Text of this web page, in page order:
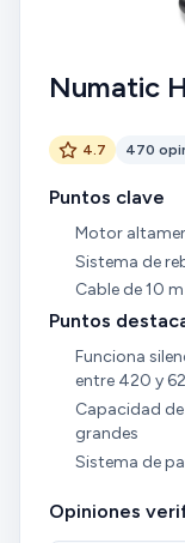
Numatic
4.7 470
Puntos clave
Motor
Sistema de
Cable de 10
Puntos
Funciona
entre 420 y
Capacidad
grandes
Sistema de
Opiniones